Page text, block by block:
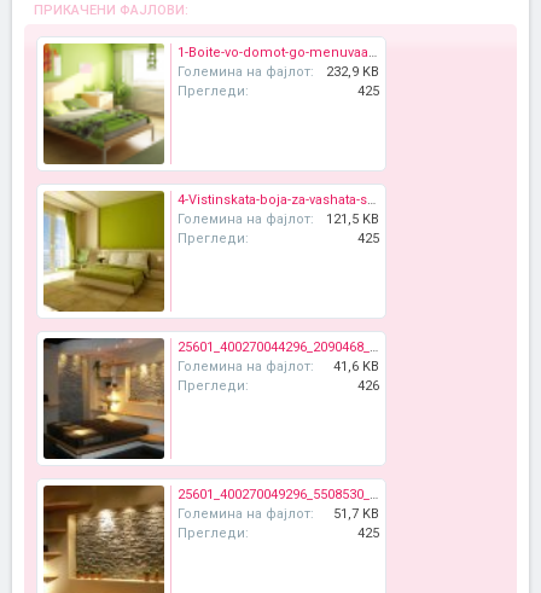
ПРИКАЧЕНИ ФАЈЛОВИ:
1-Boite-vo-domot-go-menuvaat-vasheto-raspolozhenie-1.png
Големина на фајлот:
232,9 KB
Прегледи:
425
4-Vistinskata-boja-za-vashata-spalna-soba-www.kafepauza.mk_.jpg
Големина на фајлот:
121,5 KB
Прегледи:
425
25601_400270044296_2090468_n.jpg
Големина на фајлот:
41,6 KB
Прегледи:
426
25601_400270049296_5508530_n.jpg
Големина на фајлот:
51,7 KB
Прегледи:
425